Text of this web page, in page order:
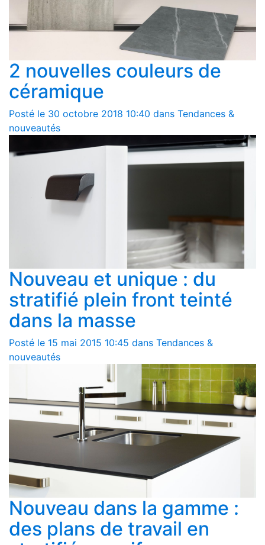
2 nouvelles couleurs de
céramique
Posté le 30 octobre 2018 10:40 dans Tendances &
nouveautés
Nouveau et unique : du
stratifié plein front teinté
dans la masse
Posté le 15 mai 2015 10:45 dans Tendances &
nouveautés
Nouveau dans la gamme :
des plans de travail en